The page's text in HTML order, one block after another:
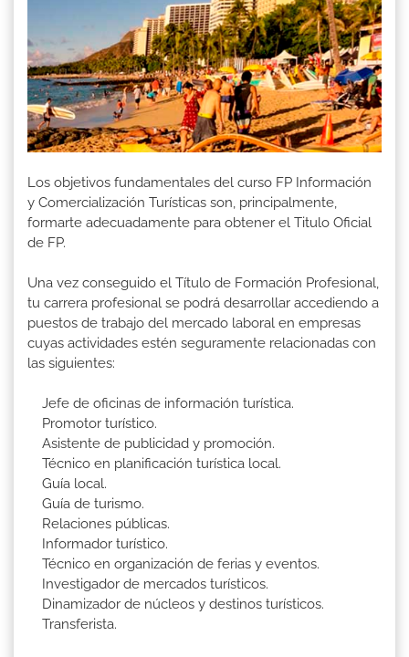
Los objetivos fundamentales del curso FP Información
y Comercialización Turísticas son, principalmente,
formarte adecuadamente para obtener el Titulo Oficial
de FP.
Una vez conseguido el Título de Formación Profesional,
tu carrera profesional se podrá desarrollar accediendo a
puestos de trabajo del mercado laboral en empresas
cuyas actividades estén seguramente relacionadas con
las siguientes:
Jefe de oficinas de información turística.
Promotor turístico.
Asistente de publicidad y promoción.
Técnico en planificación turística local.
Guía local.
Guía de turismo.
Relaciones públicas.
Informador turístico.
Técnico en organización de ferias y eventos.
Investigador de mercados turísticos.
Dinamizador de núcleos y destinos turísticos.
Transferista.